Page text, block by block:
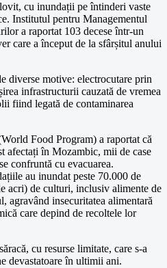
cu inundații pe întinderi vaste
Institutul pentru Managementul
a raportat 103 decese într-un
care a început de la sfârșitul anului
diverse motive: electrocutare prin
infrastructurii cauzată de vremea
fiind legată de contaminarea
Food Program) a raportat că
afectați în Mozambic, mii de case
confruntă cu evacuarea.
au inundat peste 70.000 de
acri) de culturi, inclusiv alimente de
agravând insecuritatea alimentară
care depind de recoltele lor
cu resurse limitate, care s-a
devastatoare în ultimii ani.